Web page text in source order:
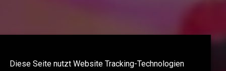
Diese Seite nutzt Website Tracking-Technologien